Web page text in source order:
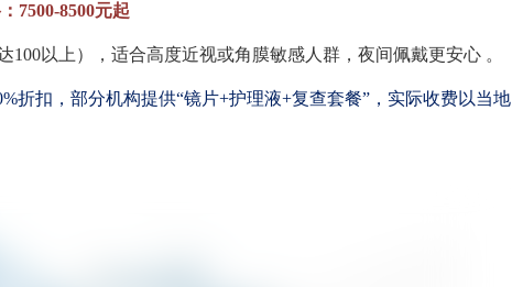
7500-8500元起
100以上），适合高度近视或角膜敏感人群，夜间佩戴更安心 。
折扣，部分机构提供“镜片+护理液+复查套餐”，实际收费以当地